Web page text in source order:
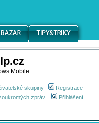
Mobile
skupiny
Registrace
zpráv Přihlášení